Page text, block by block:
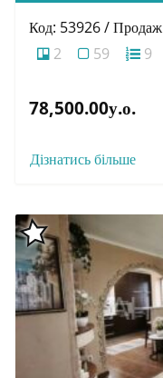
Код: 53926 / Продаж
2
59 9
78,500.00у.о.
Дізнатись більше